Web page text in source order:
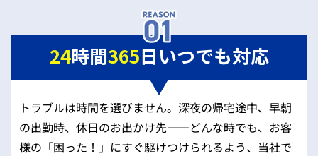
24時間365日いつでも対応
トラブルは時間を選びません。深夜の帰宅途中、早朝
の出勤時、休日のお出かけ先——どんな時でも、お客
様の「困った！」にすぐ駆けつけられるよう、当社で